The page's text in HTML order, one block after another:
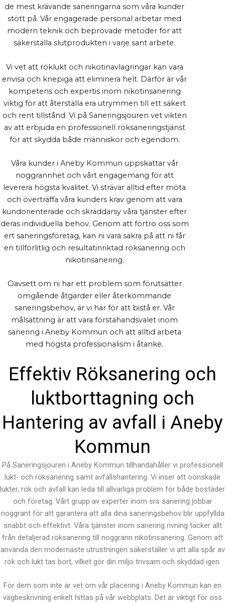
de mest krävande saneringarna som våra kunder
stött på. Vår engagerade personal arbetar med
modern teknik och beprövade metoder för att
säkerställa slutprodukten i varje sant arbete.
Vi vet att röklukt och nikotinavlagringar kan vara
envisa och knepiga att eliminera helt. Därför är vår
kompetens och expertis inom nikotinsanering
viktig för att återställa era utrymmen till ett säkert
och rent tillstånd. Vi på Saneringsjouren vet vikten
av att erbjuda en professionell röksaneringstjänst
för att skydda både människor och egendom.
Våra kunder i Aneby Kommun uppskattar vår
noggrannhet och vårt engagemang för att
leverera högsta kvalitet. Vi strävar alltid efter möta
och överträffa våra kunders krav genom att vara
kundorienterade och skräddarsy våra tjänster efter
deras individuella behov. Genom att förtro oss som
ert saneringsföretag, kan ni vara säkra på att ni får
en tillförlitlig och resultatinriktad röksanering och
nikotinsanering.
Oavsett om ni har ett problem som förutsätter
omgående åtgärder eller återkommande
saneringsbehov, är vi här för att bistå er. Vår
målsättning är att vara förstahandsvalet inom
sanering i Aneby Kommun och att alltid arbeta
med högsta professionalism i åtanke.
Effektiv Röksanering och
luktborttagning och
Hantering av avfall i Aneby
Kommun
På Saneringsjouren i Aneby Kommun tillhandahåller vi professionell
lukt- och röksanering samt avfallshantering. Vi inser att oönskade
lukter, rök och avfall kan leda till allvarliga problem för både bostäder
och företag. Vårt grupp av experter inom srs sanering jobbar
noggrant för att garantera att alla dina saneringsbehov blir uppfyllda
snabbt och effektivt. Våra tjänster inom sanering rivning täcker allt
från detaljerad röksanering till noggrann nikotinsanering. Genom att
använda den modernaste utrustningen säkerställer vi att alla spår av
rök och lukt tas bort, vilket gör din miljö trivsam och skyddad igen.
För dem som inte är vet om vår placering i Aneby Kommun kan en
vägbeskrivning enkelt hittas på vår webbplats. Det är viktigt för oss